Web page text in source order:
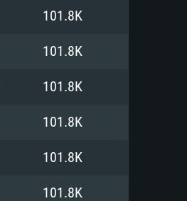
하는 Nvidia
이언트)
그래픽 드라
드라이버를
최소사양 지원
101.8K
101.8K
101.8K
101.8K
101.8K
101.8K